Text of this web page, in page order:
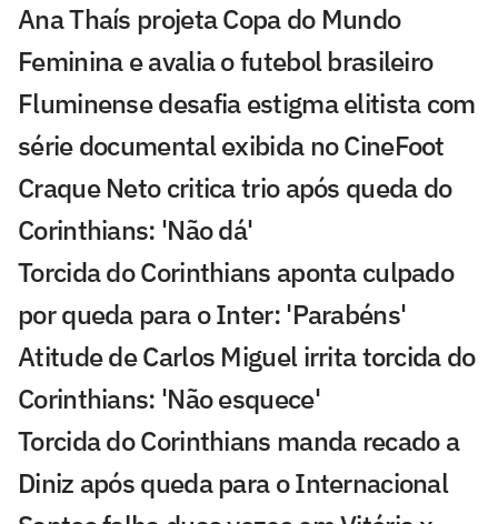
Ana Thaís projeta Copa do Mundo
Feminina e avalia o futebol brasileiro
Fluminense desafia estigma elitista com
série documental exibida no CineFoot
Craque Neto critica trio após queda do
Corinthians: 'Não dá'
Torcida do Corinthians aponta culpado
por queda para o Inter: 'Parabéns'
Atitude de Carlos Miguel irrita torcida do
Corinthians: 'Não esquece'
Torcida do Corinthians manda recado a
Diniz após queda para o Internacional